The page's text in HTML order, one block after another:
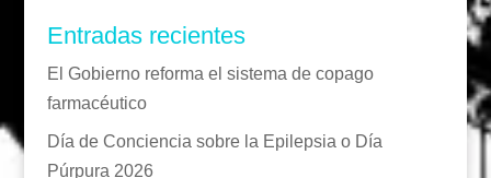
Entradas recientes
El Gobierno reforma el sistema de copago
farmacéutico
Día de Conciencia sobre la Epilepsia o Día
Púrpura 2026